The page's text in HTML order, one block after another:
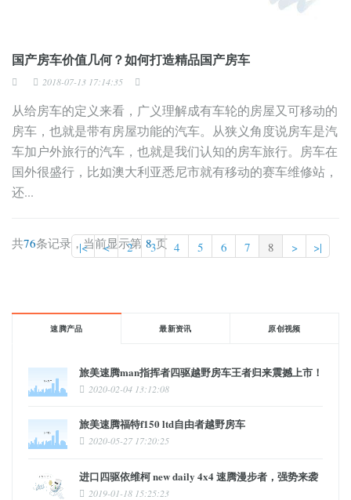
国产房车价值几何？如何打造精品国产房车
2018-07-13 17:14:35
从给房车的定义来看，广义理解成有车轮的房屋又可移动的
房车，也就是带有房屋功能的汽车。从狭义角度说房车是汽
车加户外旅行的汽车，也就是我们认知的房车旅行。房车在
国外很盛行，比如澳大利亚悉尼市就有移动的赛车维修站，
还...
共76条记录，当前显示第 8页
|< < 2 3 4 5 6 7 8 > >|
速腾产品 最新资讯 原创视频
旅美速腾man指挥者四驱越野房车王者归来震撼上市！
2020-02-04 13:12:08
旅美速腾福特f150 ltd自由者越野房车
2020-05-27 17:20:25
进口四驱依维柯 new daily 4x4 速腾漫步者，强势来袭
2019-01-18 15:25:23